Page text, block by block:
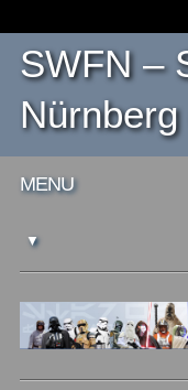
SWFN –
Nürnberg
Main menu
MENU